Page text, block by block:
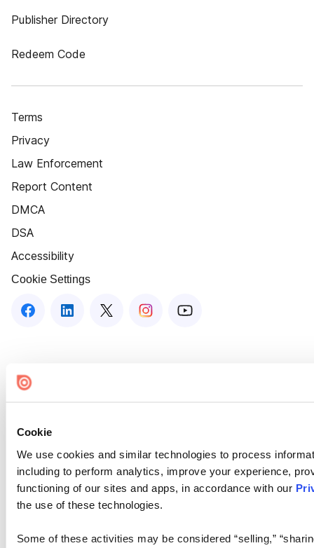
Cookie
We use cookies and similar technologies to process
including to perform analytics, improve your experience,
functioning of our sites and apps, in accordance with our
the use of these technologies.
Some of these activities may be considered “selling,”
Publisher Directory
Redeem Code
Terms
Privacy
Law Enforcement
Report Content
DMCA
DSA
Accessibility
Cookie Settings